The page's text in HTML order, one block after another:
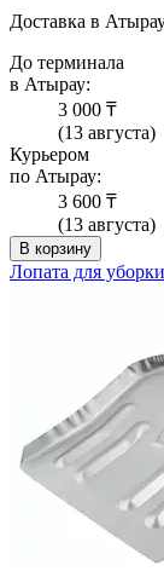
Доставка в
До терминала
в Атырау:
3 000 ₸
(13 августа)
Курьером
по Атырау:
3 600 ₸
(13 августа)
В корзину
Лопата для